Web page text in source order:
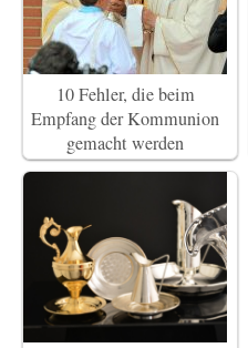
10 Fehler, die beim
Empfang der Kommunion
gemacht werden